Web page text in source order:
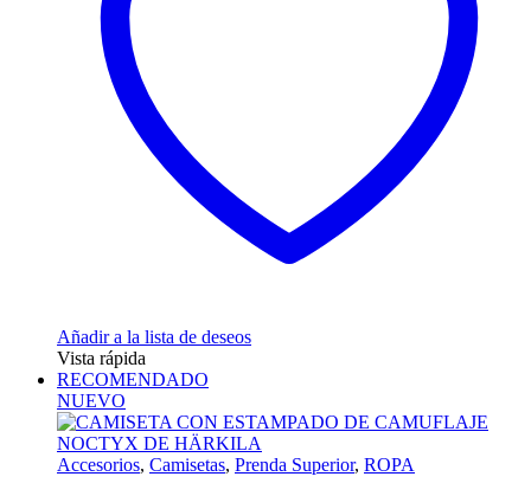
Añadir a la lista de deseos
Vista rápida
RECOMENDADO
NUEVO
Accesorios, Camisetas, Prenda Superior, ROPA